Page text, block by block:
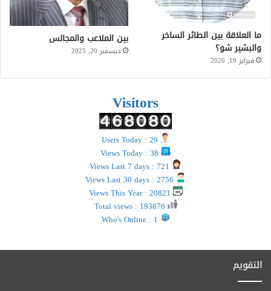
ما العلاقة بين الطائر الساخر
والبشير شو؟
فبراير 19, 2026
بين الملاعب والمجالس
ديسمبر 20, 2025
Visitors
التقويم